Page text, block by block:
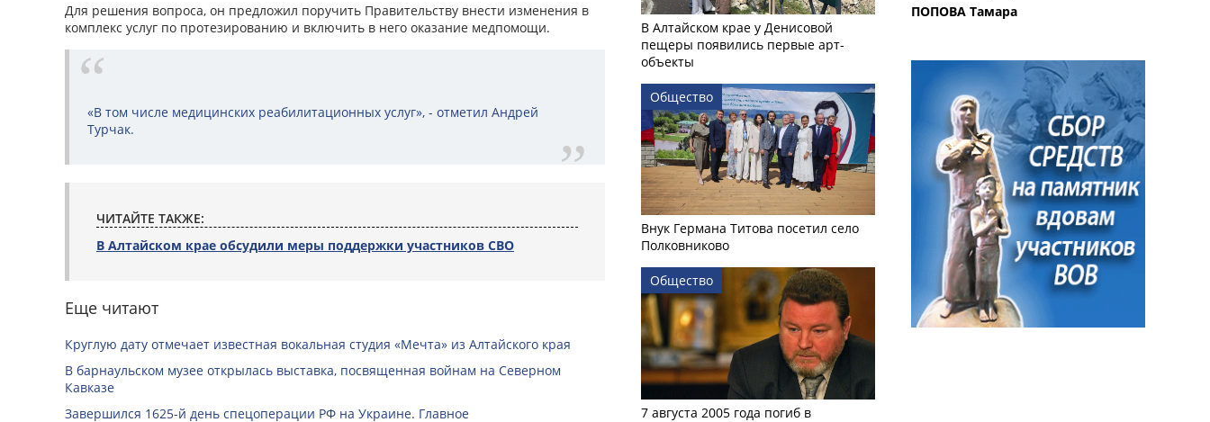
Для решения вопроса, он предложил поручить Правительству внести изменения в
комплекс услуг по протезированию и включить в него оказание медпомощи.
«В том числе медицинских реабилитационных услуг», - отметил Андрей
Турчак.
ЧИТАЙТЕ ТАКЖЕ:
В Алтайском крае обсудили меры поддержки участников СВО
Еще читают
Круглую дату отмечает известная вокальная студия «Мечта» из Алтайского края
В барнаульском музее открылась выставка, посвященная войнам на Северном
Кавказе
Завершился 1625-й день спецоперации РФ на Украине. Главное
В Алтайском крае у Денисовой
пещеры появились первые арт-
объекты
Общество
Внук Германа Титова посетил село
Полковниково
Общество
7 августа 2005 года погиб в
ПОПОВА Тамара